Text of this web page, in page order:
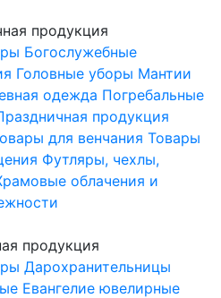
продукция
Богослужебные
Головные уборы Мантии
одежда Погребальные
продукция
для венчания Товары
Футляры, чехлы,
облачения и
продукция
Дарохранительницы
Евангелие ювелирные